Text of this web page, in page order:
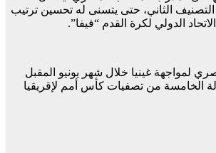
الثاني، حتى يتسنى له تحسين ترتيب
الدولي لكرة القدم “فيفا”.
لمواجهة غينيا خلال شهر يونيو المقبل
الخامسة من تصفيات كأس أمم لإقريقيا